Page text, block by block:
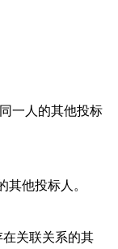
一人的其他投标
他投标人。
关联关系的其